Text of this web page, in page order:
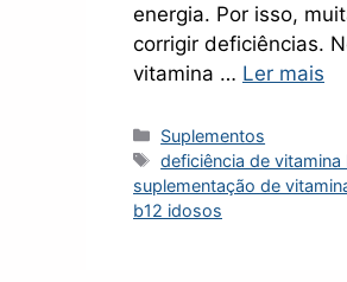
energia. Por isso,
corrigir deficiências.
vitamina … Ler mais
Categorias
Suplementos
Tags
deficiência de vitamina
suplementação de
b12 idosos